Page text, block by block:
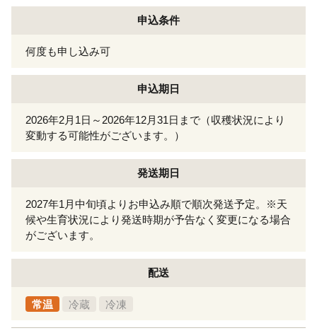
申込条件
何度も申し込み可
申込期日
2026年2月1日～2026年12月31日まで（収穫状況により
変動する可能性がございます。）
発送期日
2027年1月中旬頃よりお申込み順で順次発送予定。※天
候や生育状況により発送時期が予告なく変更になる場合
がございます。
配送
常温 冷蔵 冷凍